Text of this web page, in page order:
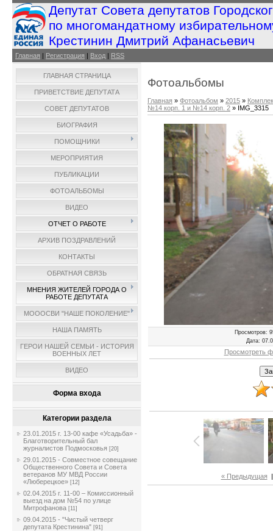
Депутат Совета депутатов
по многомандатному
Крестинин Дмитрий Афанасьевич
Главная | Регистрация | Вход | RSS
ГЛАВНАЯ СТРАНИЦА
ПРИВЕТСТВИЕ ДЕПУТАТА
СОВЕТ ДЕПУТАТОВ
БИОГРАФИЯ
ПОМОЩНИКИ
МЕРОПРИЯТИЯ
ПУБЛИКАЦИИ
ФОТОАЛЬБОМЫ
ВИДЕО
ОТЧЕТ О РАБОТЕ
АРХИВ ПОЗДРАВЛЕНИЙ
КОНТАКТЫ
ОБРАТНАЯ СВЯЗЬ
МНЕНИЯ ЖИТЕЛЕЙ ГОРОДА О
РАБОТЕ ДЕПУТАТА
МОООСВИ "НАШЕ ПОКОЛЕНИЕ"
НАША ПАМЯТЬ
ГЕРОИ НАШЕЙ СЕМЬИ - ИСТОРИЯ
ВОЕННЫХ ЛЕТ
ВИДЕО
Форма входа
Категории раздела
23.01.2015 г. 13-00 кафе «Усадьба» -
Благотворительный бал
журналистов Подмосковья [20]
29.01.2015 - Совместное совещание
Общественного Совета и Совета
ветеранов МУ МВД России
«Люберецкое» [12]
02.04.2015 г. 11-00 – Комиссионный
выезд на дом №54 по улице
Митрофанова [11]
09.04.2015 - "Чистый четверг
депутата Крестинина" [91]
Фотоальбомы
Главная » Фотоальбом » 2015 »
№14 корп. 1 и №14 корп. 2 » IMG_3315
Просмотров:
Дата:
Просмотреть
« Предыдущая